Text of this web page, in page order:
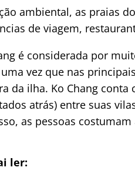
ambiental, as praias
de viagem,
é considerada por
vez que nas
da ilha. Ko Chang
atrás) entre suas
as pessoas
ler: